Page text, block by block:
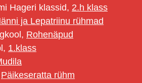
Hageri klassid, 2.h klass
ja Lepatriinu rühmad
Rohenäpud
1.klass
Päikeseratta rühm